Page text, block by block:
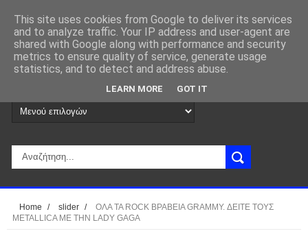
Home / slider /
ΟΛΑ ΤΑ ROCK ΒΡΑΒΕΙΑ GRAMMY. ΔΕΙΤΕ ΤΟΥΣ
METALLICA ME THN LADY GAGA
This site uses cookies from Google to deliver its services
and to analyze traffic. Your IP address and user-agent are
shared with Google along with performance and security
metrics to ensure quality of service, generate usage
statistics, and to detect and address abuse.
LEARN MORE GOT IT